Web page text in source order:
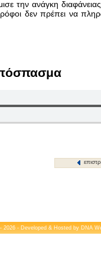
ανάγκη διαφάνειας
δεν πρέπει να
2026 - Developed & Hosted by DNA